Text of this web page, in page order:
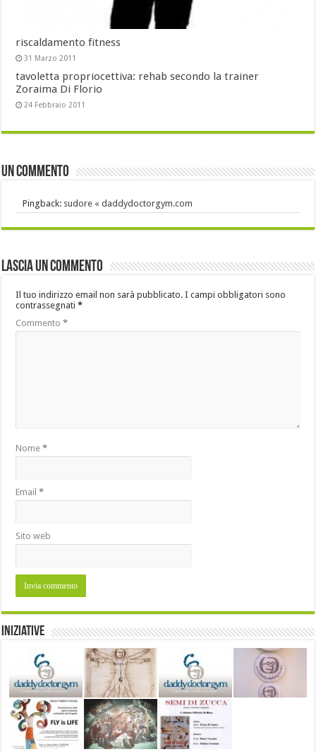
riscaldamento fitness
31 Marzo 2011
tavoletta propriocettiva: rehab secondo la trainer
Zoraima Di Florio
24 Febbraio 2011
Un commento
Pingback: sudore « daddydoctorgym.com
Lascia un commento
Il tuo indirizzo email non sarà pubblicato. I campi obbligatori sono
contrassegnati*
Commento*
Nome*
Email*
Sito web
Iniziative